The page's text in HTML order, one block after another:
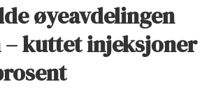
øyeavdelingen
kuttet injeksjoner